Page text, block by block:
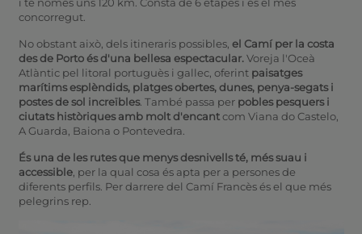
concorregut.
No obstant això, dels itineraris possibles, el Camí per la costa
des de Porto és d'una bellesa espectacular.Voreja l'Oceà
Atlàntic pel litoral portuguès i gallec, oferint paisatges
marítims esplèndids, platges obertes, dunes, penya-segats i
postes de sol increïbles. També passa per pobles pesquers i
ciutats històriques amb molt d'encantcom Viana do Castelo,
A Guarda, Baiona o Pontevedra.
És una de les rutes que menys desnivells té, més suau i
accessible, per la qual cosa és apta per a persones de
diferents perfils. Per darrere del Camí Francès és el que més
pelegrins rep.